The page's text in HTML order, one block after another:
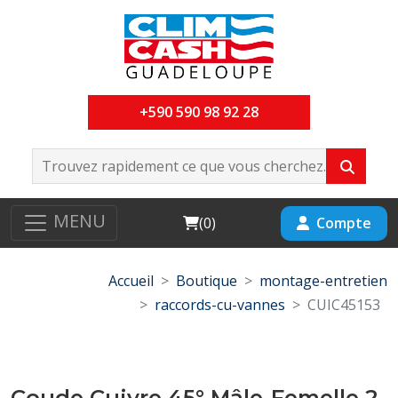
+590 590 98 92 28
MENU Cart
(0) Compte
Accueil Boutique
montage-entretien
raccords-cu-vannes
CUIC45153